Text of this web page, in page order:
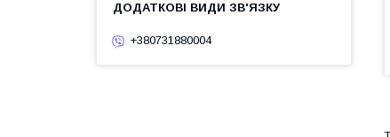
+380731880004